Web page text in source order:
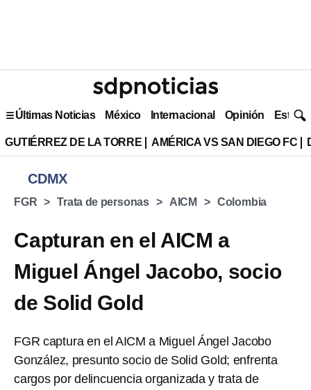
Últimas Noticias México Internacional Opinión Estilo
GUTIÉRREZ DE LA TORRE AMÉRICA VS SAN DIEGO FC
CDMX
FGR Trata de personas AICM Colombia
Capturan en el AICM a
Miguel Ángel Jacobo, socio
de Solid Gold
FGR captura en el AICM a Miguel Ángel Jacobo
González, presunto socio de Solid Gold; enfrenta
cargos por delincuencia organizada y trata de